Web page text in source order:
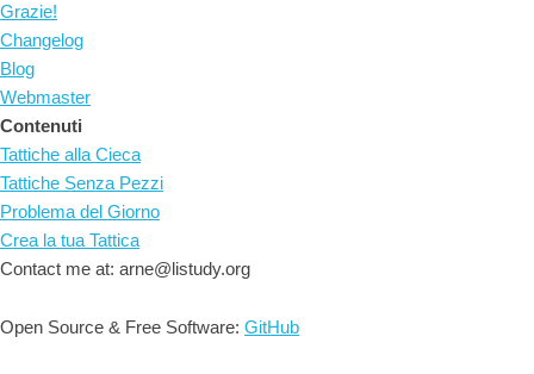
Grazie!
Changelog
Blog
Webmaster
Contenuti
Tattiche alla Cieca
Tattiche Senza Pezzi
Problema del Giorno
Crea la tua Tattica
Contact me at: arne@listudy.org
Open Source & Free Software: GitHub